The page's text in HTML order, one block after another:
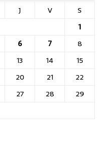
J V
S
1
6 7
8
13 14
15
20 21
22
27 28
29